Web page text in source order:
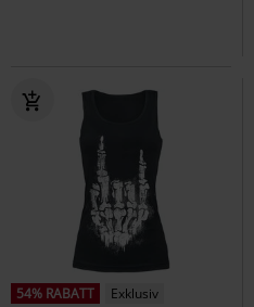
54% RABATT
Exklusiv